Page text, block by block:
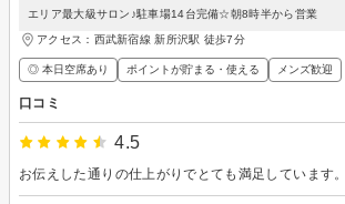
エリア最大級サロン♪駐車場14台完備☆朝8時半から営業
アクセス：西武新宿線 新所沢駅 徒歩7分
◎ 本日空席あり ポイントが貯まる・使える メンズ歓迎
口コミ
4.5